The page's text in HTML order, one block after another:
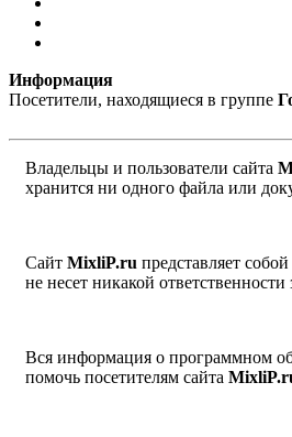
Информация
Посетители, находящиеся в группе
Владельцы и пользователи сайта
хранится ни одного файла или
Сайт MixliP.ru представляет
не несет никакой
Вся информация о программном
помочь посетителям сайта